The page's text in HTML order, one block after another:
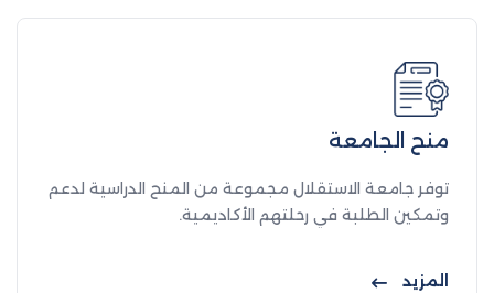
منح الجامعة
توفر جامعة الاستقلال مجموعة من المنح الدراسية لدعم
وتمكين الطلبة في رحلتهم الأكاديمية.
المزيد